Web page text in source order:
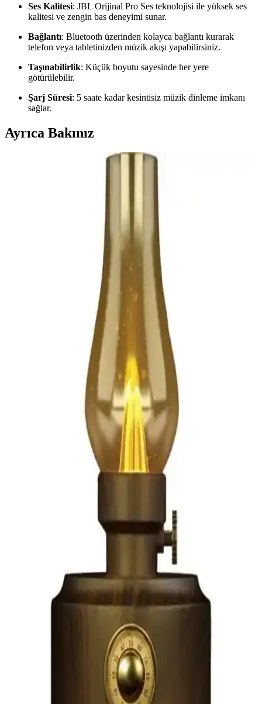
Ses Kalitesi: JBL Orijinal Pro Ses teknolojisi ile yüksek ses
kalitesi ve zengin bas deneyimi sunar.
Bağlantı: Bluetooth üzerinden kolayca bağlantı kurarak
telefon veya tabletinizden müzik akışı yapabilirsiniz.
Taşınabilirlik: Küçük boyutu sayesinde her yere
götürülebilir.
Şarj Süresi: 5 saate kadar kesintisiz müzik dinleme imkanı
sağlar.
Ayrıca Bakınız
Hayatı Kolaylaştıran Çözüm
Günlük yaşamda çanta içi düzeni sağlayan pratik organizerler, farklı
boyut ve özellikleriyle eşyaları düzenli tutar, zaman kazandırır ve
D Vers Sırt Çantaları Karşılaştırması: Elektronik ve
Gelişmiş Taşıma Çözümleri
D vers sırt çantaları, gelişmiş bölmeler ve dayanıklı malzemeleriyle
elektronik cihazlarınızı güvenle taşır, kullanım alanlarına göre çeşitli
Portföy Çantası Modelleri ve Özellikleri: Dayanıklı,
Şık ve Kullanışlı Çanta Seçenekleri
Elektronik ve ev aksesuarları için tasarlanan portföy çantaları,
dayanıklı, şık ve taşınabilir özellikleriyle öne çıkar. Farklı modeller,
düzenli kullanım ve estetik tasarım seçenekleri sunar.
AtariGraph: 1920'ler Steampunk Temalı Taşınabilir
Atari 2600 Modifikasyonu
AtariGraph, 1920'ler steampunk estetiğiyle tasarlanmış taşınabilir
Atari 2600 modifikasyonudur. Dönemin teknolojik unsurlarını
yansıtan cihaz, özgün tasarımı ve işlevselliğiyle dikkat çekiyor.
Elektronik ve Giyilebilir Teknolojiler İçin Kullanıcı
Elektronik ve giyilebilir teknolojilerde kullanıcı dostu, dayanıklı ve
ergonomik çantalar, cihazlarınızı güvenli ve pratik şekilde taşımanıza
olanak tanır. Çeşitli modeller ve özellikler hakkında bilgi edinin.
Resolut Bluetooth Hoparlör: Yüksek Ses Kalitesi ve
Renkli Işık Efektleriyle Partilere Renk Katın
Resolut Bluetooth Hoparlör, yüksek ses kalitesi ve renkli ışık
efektleriyle öne çıkan, taşınabilir ve şık tasarımlı bir müzik cihazıdır.
Kablosuz bağlantı, mikrofon ve radyo özellikleriyle eğlenceyi
Arylic Bt 10 Bluetooth Ses Vericisi: Yüksek Kaliteli
Kablosuz Ses Aktarımı
Arylic Bt 10 Bluetooth Ses Vericisi, yüksek ses kalitesi, kolay
kurulum ve düşük enerji tüketimi ile çeşitli cihazlar arasında